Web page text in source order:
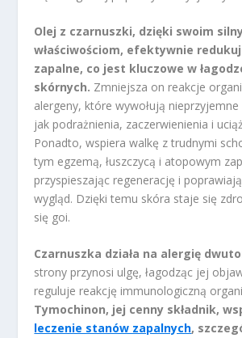
Olej z czarnuszki, dzięki swoim
właściwościom, efektywnie
zapalne, co jest kluczowe w
skórnych. Zmniejsza on reakcje
alergeny, które wywołują
jak podrażnienia, zaczerwienienia i
Ponadto, wspiera walkę z trudnymi
tym egzemą, łuszczycą i atopowym
przyspieszając regenerację i
wygląd. Dzięki temu skóra staje się
się goi.
Czarnuszka działa na alergię
strony przynosi ulgę, łagodząc jej
reguluje reakcję immunologiczną
Tymochinon, jej cenny składnik,
leczenie stanów zapalnych,